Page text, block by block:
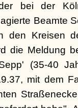
bei der
Beamte
den Kreisen
die Meldung
(35-40
mit dem